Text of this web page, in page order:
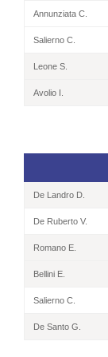
Annunziata C.
Salierno C.
Leone S.
Avolio I.
De Landro D.
De Ruberto V.
Romano E.
Bellini E.
Salierno C.
De Santo G.